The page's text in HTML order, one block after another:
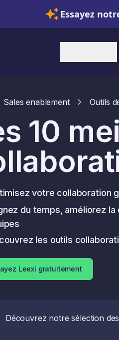
Essayez
Sales enablement Outils
10
votre collaboration
du temps, améliorez
les outils
Leexi gratuitement
Découvrez notre sélection